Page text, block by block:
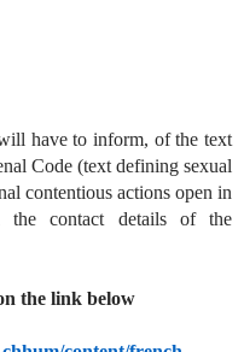
have to inform, of the text
Code (text defining sexual
contentious actions open in
the contact details of the
the link below